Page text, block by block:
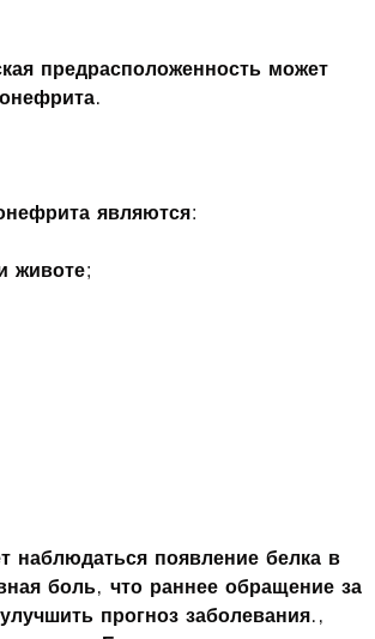
предрасположенность может
являются:
животе;
наблюдаться появление белка в
боль, что раннее обращение за
прогноз заболевания.,